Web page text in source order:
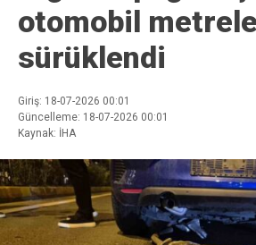
otomobil
sürüklendi
Giriş: 18-07-2026 00:01
Güncelleme: 18-07-2026 00:01
Kaynak: İHA